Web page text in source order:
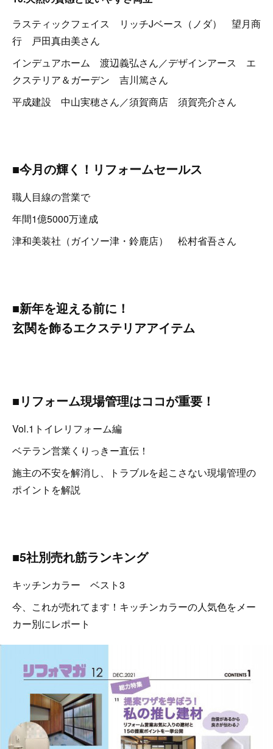
ラスティックフェイス リッチJベース（ノダ） 望月商
行 戸田真由美さん
インデュアホーム 渡辺義弘さん／デザインアース エ
クステリア＆ガーデン 吉川篤さん
平成建設 中山実穂さん／須賀商店 須賀亮介さん
■今月の輝く！リフォームセールス
職人目線の営業で
年間1億5000万達成
津和美装社（ガイソー津・鈴鹿店） 松村省吾さん
■新年を迎える前に！
玄関を飾るエクステリアアイテム
■リフォーム現場管理はココが重要！
Vol.1トイレリフォーム編
ベテラン営業くりっきー直伝！
施主の不安を解消し、トラブルを起こさない現場管理の
ポイントを解説
■5社別売れ筋ランキング
キッチンカラー ベスト3
今、これが売れてます！キッチンカラーの人気色をメー
カー別にレポート